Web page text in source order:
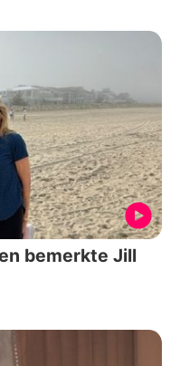
bemerkte Jill